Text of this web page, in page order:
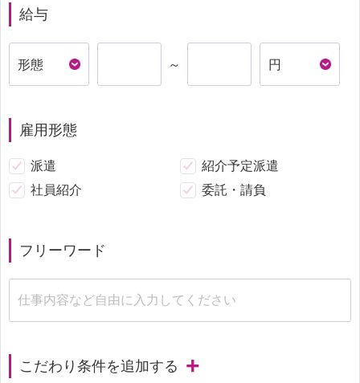
給与
～
雇用形態
派遣
紹介予定派遣
社員紹介
委託・請負
フリーワード
こだわり条件を追加する